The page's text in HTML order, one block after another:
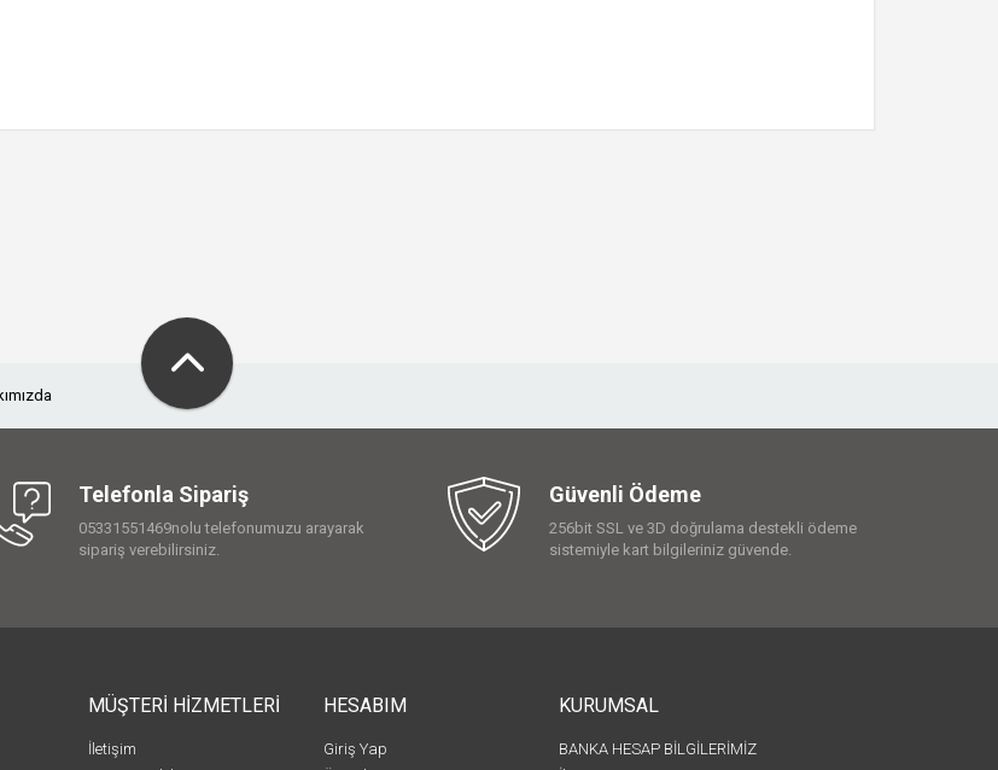
Telefonla Sipariş
05331551469nolu telefonumuzu arayarak
sipariş verebilirsiniz.
Güvenli Ödeme
256bit SSL ve 3D doğrulama destekli ödeme
sistemiyle kart bilgileriniz güvende.
MÜŞTERİ HİZMETLERİ
İletişim
HESABIM
Giriş Yap
KURUMSAL
BANKA HESAP BİLGİLERİMİZ